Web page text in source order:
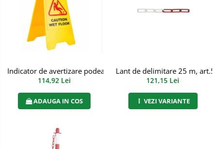
Jachete/Bluze Salopeta
Pantaloni cu pieptar
Pantaloni de lucru
Pantaloni scurti
Pelerine de ploaie
Protectie termica
Indicator de avertizare podea umeda, art.4T33
114,92 Lei
ADAUGA IN COS
Lant de delimitare 25 m,
121,15 Lei
VEZI VARIANTE